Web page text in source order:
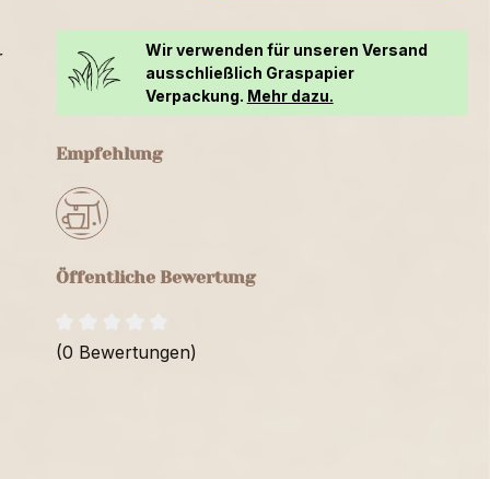
Wir verwenden für unseren Versand
ausschließlich Graspapier
Verpackung. Mehr dazu.
Empfehlung
Öffentliche Bewertung
(0 Bewertungen)